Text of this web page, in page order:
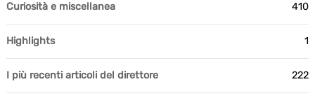
Curiosità e miscellanea 410
Highlights 1
I più recenti articoli del direttore 222